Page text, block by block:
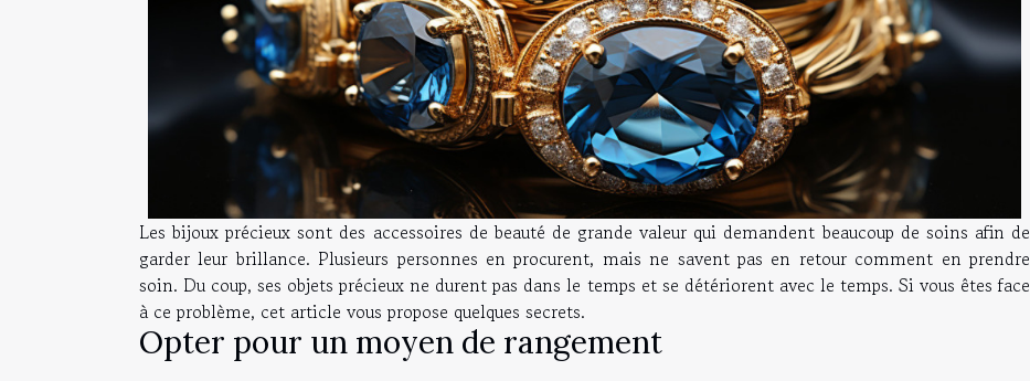
Les bijoux précieux sont des accessoires de beauté de grande valeur qui demandent beaucoup de soins afin de
garder leur brillance. Plusieurs personnes en procurent, mais ne savent pas en retour comment en prendre
soin. Du coup, ses objets précieux ne durent pas dans le temps et se détériorent avec le temps. Si vous êtes face
à ce problème, cet article vous propose quelques secrets.
Opter pour un moyen de rangement